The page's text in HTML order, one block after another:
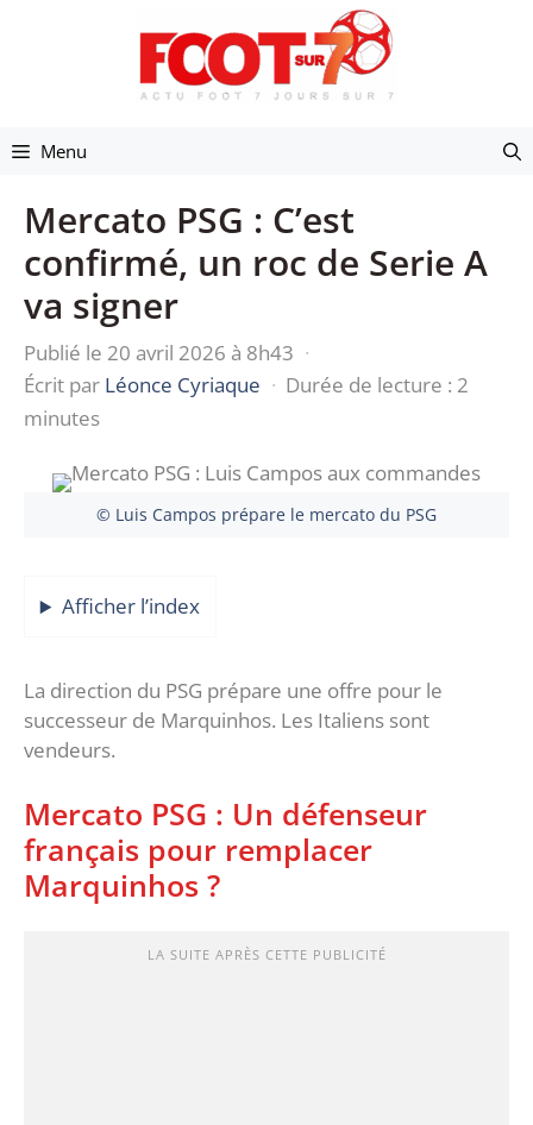
Menu
Mercato PSG : C’est
confirmé, un roc de Serie A
va signer
Publié le 20 avril 2026 à 8h43 ·
Écrit par Léonce Cyriaque · Durée de lecture : 2
minutes
© Luis Campos prépare le mercato du PSG
Afficher l’index
La direction du PSG prépare une offre pour le
successeur de Marquinhos. Les Italiens sont
vendeurs.
Mercato PSG : Un défenseur
français pour remplacer
Marquinhos ?
LA SUITE APRÈS CETTE PUBLICITÉ